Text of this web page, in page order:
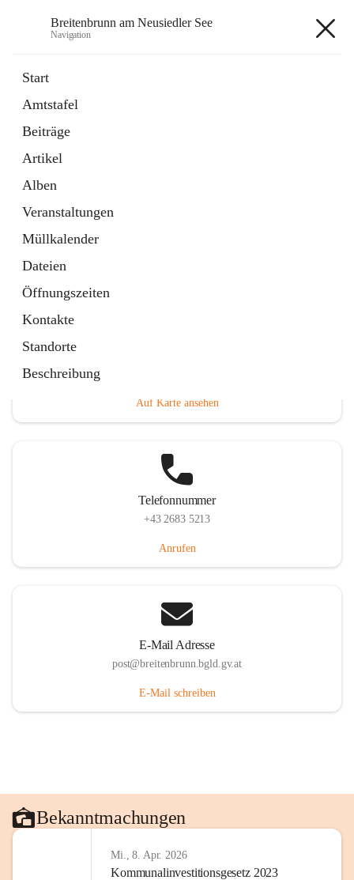
Breitenbrunn am Neusiedler See
Navigation
Start
Amtstafel
Beiträge
Artikel
Alben
Veranstaltungen
Müllkalender
Dateien
Öffnungszeiten
Kontakte
Standorte
Beschreibung
18 Schnellzugriffe
Gemeindeservice
Auf Karte ansehen
Telefonnummer
+43 2683 5213
Anrufen
E-Mail Adresse
post@breitenbrunn.bgld.gv.at
E-Mail schreiben
Bekanntmachungen
Mi., 8. Apr. 2026
Kommunalinvestitionsgesetz 2023